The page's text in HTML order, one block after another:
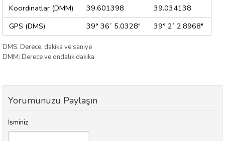
Koordinatlar (DMM)
39.601398
39.034138
GPS (DMS)
39° 36´ 5.0328" 39° 2´ 2.8968"
DMS: Derece, dakika ve saniye
DMM: Derece ve ondalık dakika
Yorumunuzu Paylaşın
İsminiz